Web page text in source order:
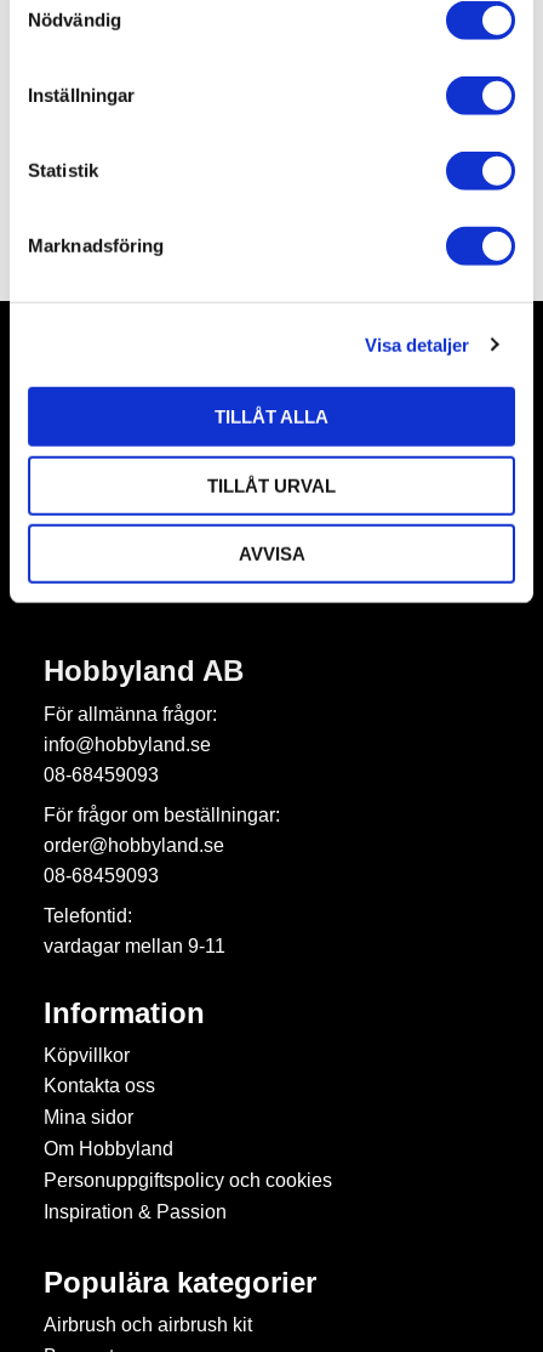
Nödvändig
Inställningar
Statistik
Marknadsföring
Visa detaljer
TILLÅT ALLA
TILLÅT URVAL
AVVISA
Nyhetsbrev
Dina personuppgifter behandlas i enlighet med vår
Hobbyland AB
För allmänna frågor:
info@hobbyland.se
08-68459093
För frågor om beställningar:
order@hobbyland.se
08-68459093
Telefontid:
vardagar mellan 9-11
Information
Köpvillkor
Kontakta oss
Mina sidor
Om Hobbyland
Personuppgiftspolicy och cookies
Inspiration & Passion
Populära kategorier
Airbrush och airbrush kit